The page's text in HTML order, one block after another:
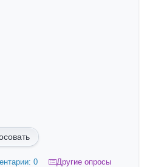
0 Другие опросы